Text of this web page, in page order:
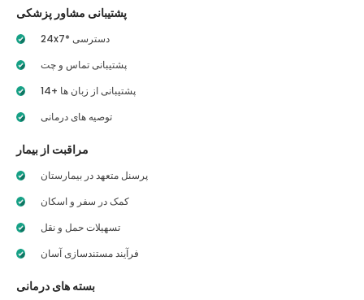
پشتیبانی مشاور پزشکی
24x7* دسترسی
پشتیبانی تماس و چت
14+ پشتیبانی از زبان ها
توصیه های درمانی
مراقبت از بیمار
پرسنل متعهد در بیمارستان
کمک در سفر و اسکان
تسهیلات حمل و نقل
فرآیند مستندسازی آسان
بسته های درمانی